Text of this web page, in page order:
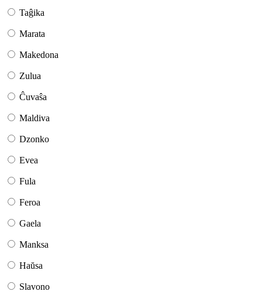
Taĝika
Marata
Makedona
Zulua
Ĉuvaŝa
Maldiva
Dzonko
Evea
Fula
Feroa
Gaela
Manksa
Haŭsa
Slavono